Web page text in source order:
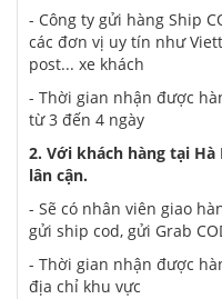
- Công ty gửi hàng Ship
các đơn vị uy tín như
post... xe khách
- Thời gian nhận được
từ 3 đến 4 ngày
2. Với khách hàng tại Hà
lân cận.
- Sẽ có nhân viên giao
gửi ship cod, gửi Grab
- Thời gian nhận được
địa chỉ khu vực